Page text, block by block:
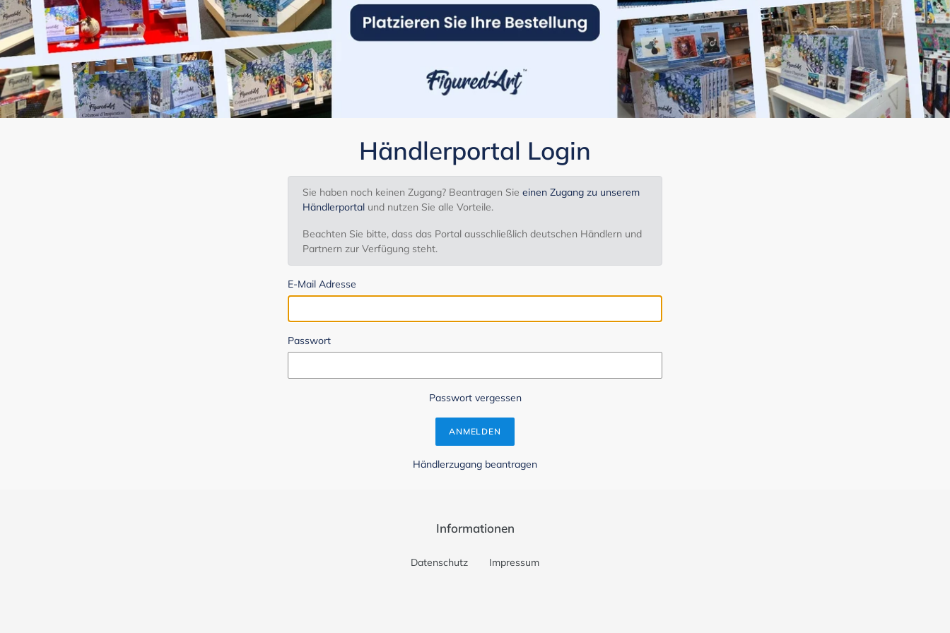
Händlerportal Login
Sie haben noch keinen Zugang? Beantragen Sie einen Zugang zu unserem
Händlerportal und nutzen Sie alle Vorteile.
Beachten Sie bitte, dass das Portal ausschließlich deutschen Händlern und
Partnern zur Verfügung steht.
E-Mail Adresse
Passwort
Passwort vergessen
Händlerzugang beantragen
Informationen
Datenschutz Impressum